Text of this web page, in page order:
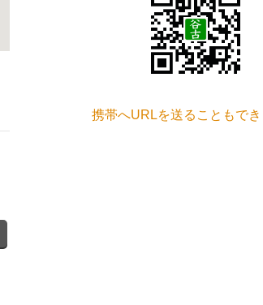
携帯へURLを送ることもでき